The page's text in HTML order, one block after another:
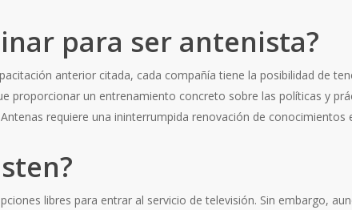
para ser antenista?
anterior citada, cada compañía tiene la posibilidad de
proporcionar un entrenamiento concreto sobre las políticas y
requiere una ininterrumpida renovación de conocimientos
libres para entrar al servicio de televisión. Sin embargo,